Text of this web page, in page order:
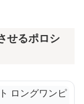
せるポロシ